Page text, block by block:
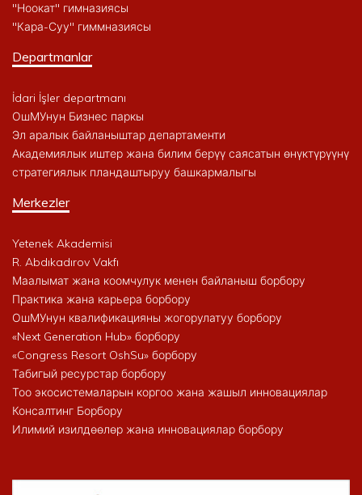
"Ноокат" гимназиясы
"Кара-Суу" гиммназиясы
Departmanlar
İdari İşler departmanı
ОшМУнун Бизнес паркы
Эл аралык байланыштар департаменти
Академиялык иштер жана билим берүү саясатын өнүктүрүүнү
стратегиялык пландаштыруу башкармалыгы
Merkezler
Yetenek Akademisi
R. Abdıkadırov Vakfı
Маалымат жана коомчулук менен байланыш борбору
Практика жана карьера борбору
ОшМУнун квалификацияны жогорулатуу борбору
«Next Generation Hub» борбору
«Congress Resort OshSu» борбору
Табигый ресурстар борбору
Тоо экосистемаларын коргоо жана жашыл инновациялар
Консалтинг Борбору
Илимий изилдөөлөр жана инновациялар борбору